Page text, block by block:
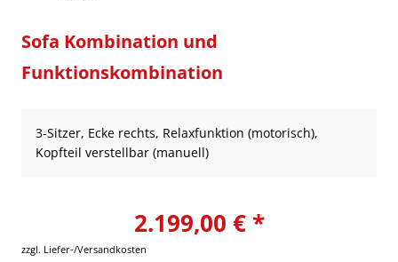
Sofa Kombination und
Funktionskombination
3-Sitzer, Ecke rechts, Relaxfunktion (motorisch),
Kopfteil verstellbar (manuell)
2.199,00 € *
zzgl. Liefer-/Versandkosten